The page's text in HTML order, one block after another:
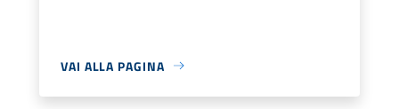
VAI ALLA PAGINA